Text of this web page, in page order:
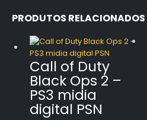
PRODUTOS RELACIONADOS
Call of Duty
Black Ops 2 –
PS3 midia
digital PSN